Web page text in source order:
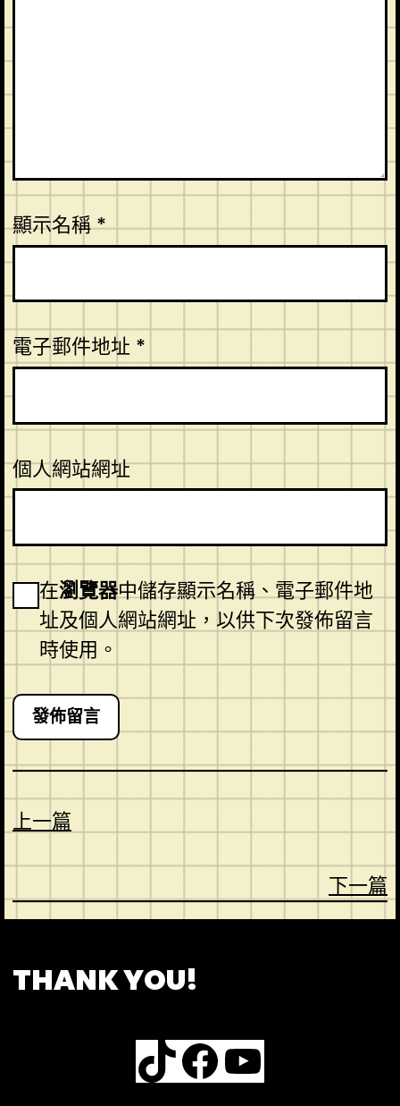
顯示名稱*
電子郵件地址 *
個人網站網址
在瀏覽器中儲存顯示名稱、電子郵件地
址及個人網站網址，以供下次發佈留言
時使用。
上一篇
下一篇
THANK YOU!
TikTok Facebook YouTube